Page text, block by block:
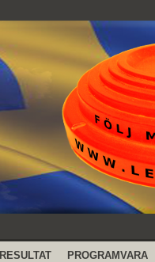
RESULTAT PROGRAMVARA